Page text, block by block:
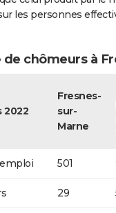
les personnes
de chômeurs à
2022
Fresnes-
sur-
Marne
501
29